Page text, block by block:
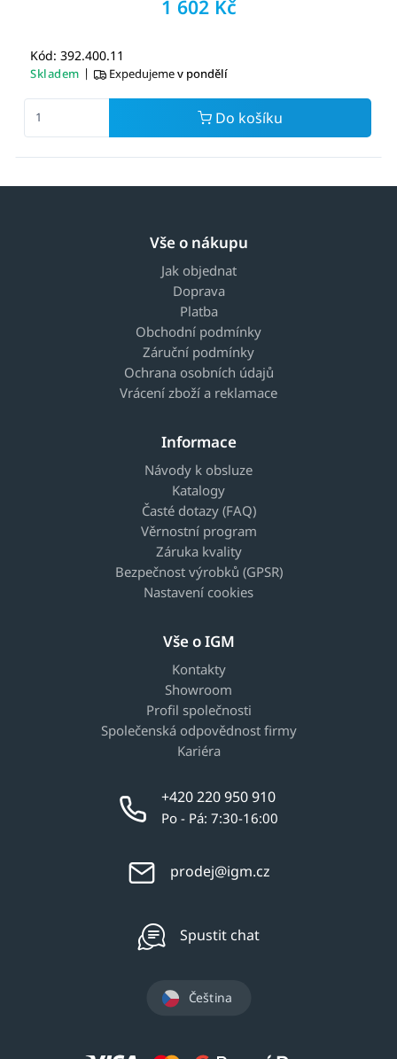
1 602 Kč
Kód: 392.400.11
Skladem | Expedujemev pondělí
Do košíku
Vše o nákupu
Jak objednat
Doprava
Platba
Obchodní podmínky
Záruční podmínky
Ochrana osobních údajů
Vrácení zboží a reklamace
Informace
Návody k obsluze
Katalogy
Časté dotazy (FAQ)
Věrnostní program
Záruka kvality
Bezpečnost výrobků (GPSR)
Nastavení cookies
Vše o IGM
Kontakty
Showroom
Profil společnosti
Společenská odpovědnost firmy
Kariéra
+420 220 950 910
Po - Pá: 7:30-16:00
prodej@igm.cz
Spustit chat
Čeština